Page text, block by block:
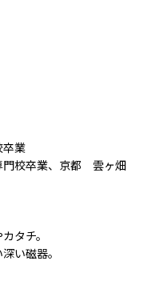
卒業
門校卒業、京都 雲ヶ畑
タチ。
い磁器。